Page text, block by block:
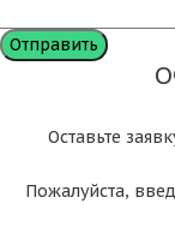
Оставьте
Пожалуйста,